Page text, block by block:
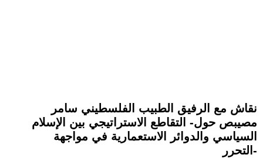
نقاش مع الرفيق الطبيب الفلسطيني سامر
مصيبص حول- التقاطع الاستراتيجي بين الإسلام
السياسي والدوائر الاستعمارية في مواجهة
التحرر-